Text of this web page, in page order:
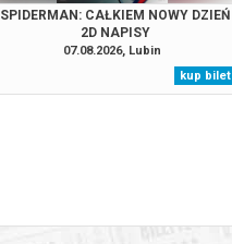
SPIDERMAN: CAŁKIEM NOWY DZIEŃ
2D NAPISY
07.08.2026, Lubin
kup bilet